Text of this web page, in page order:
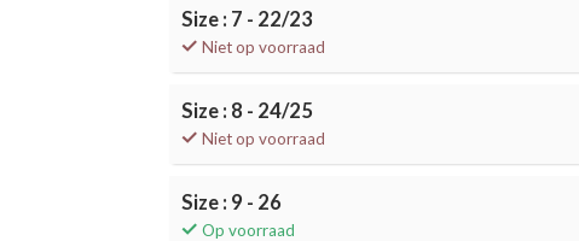
Size : 7 - 22/23
Niet op voorraad
Size : 8 - 24/25
Niet op voorraad
Size : 9 - 26
Op voorraad